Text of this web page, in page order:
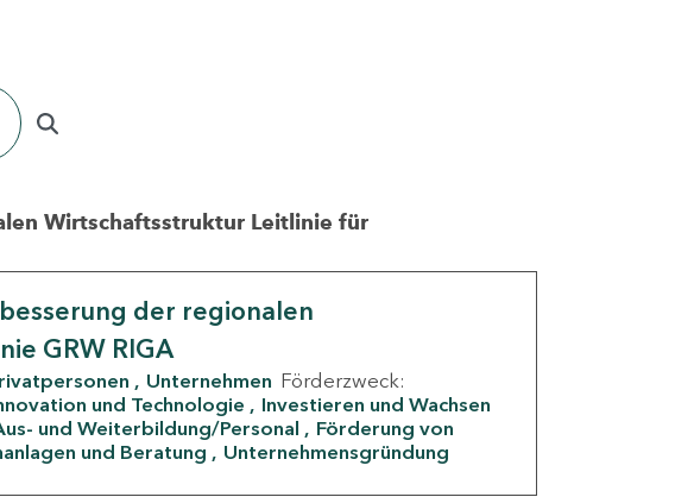
Wirtschaftsstruktur Leitlinie für
der regionalen
GRW RIGA
Unternehmen Förderzweck:
und Technologie
Investieren und Wachsen
und Weiterbildung/Personal
Förderung von
und Beratung Unternehmensgründung